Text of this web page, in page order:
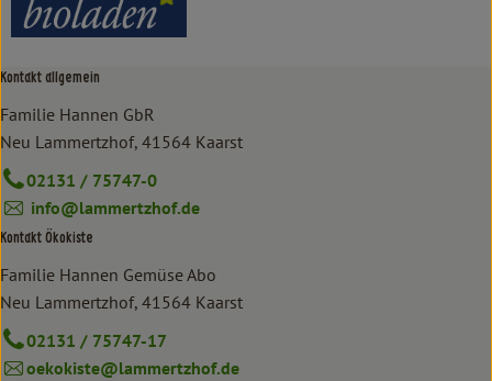
Kontakt allgemein
Familie Hannen GbR
Neu Lammertzhof, 41564 Kaarst
02131 / 75747-0
info@lammertzhof.de
Kontakt Ökokiste
Familie Hannen Gemüse Abo
Neu Lammertzhof, 41564 Kaarst
02131 / 75747-17
oekokiste@lammertzhof.de